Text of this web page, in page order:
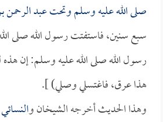
صلى الله عليه وسلم وتحتعبد
سبع سنين، فاستفتت رسول الله صلى
رسول الله صلى الله عليه وسلم: إن
هذا عرق، فاغتسلي وصلي) ].
وهذا الحديث أخرجه الشيخان والنسائي